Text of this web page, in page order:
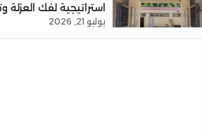
استراتيجية لفك العزلة
يوليو 21, 2026